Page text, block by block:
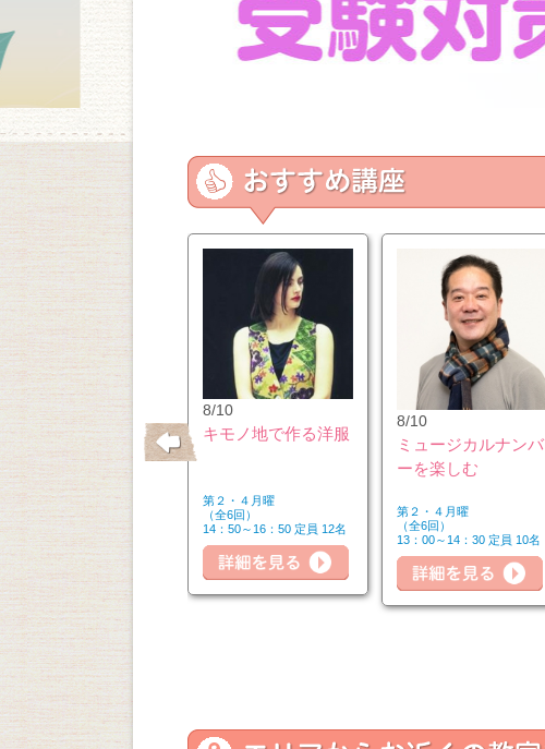
10/26
はじめてのウクレレ
第２・４月曜
（全6回）
14：50～16：20 定員 6名
8/10
キモノ地で作る洋服
第２・４月曜
（全6回）
14：50～16：50 定員 12名
8/10
ミュージカルナンバ
ーを楽しむ
第２・４月曜
（全6回）
13：00～14：30 定員 10名
を見る
詳細を見る
詳細を見る